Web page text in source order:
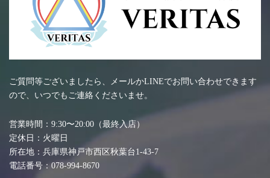
ご質問等ございましたら、メールかLINEでお問い合わせできます
ので、いつでもご連絡くださいませ。
営業時間：9:30〜20:00（最終入店）
定休日：火曜日
所在地：兵庫県神戸市西区秋葉台1-43-7
電話番号：078-994-8670